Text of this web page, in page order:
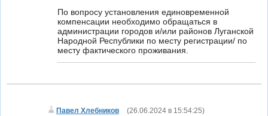
По вопросу установления единовременной
компенсации необходимо обращаться в
администрации городов и/или районов Луганской
Народной Республики по месту регистрации/ по
месту фактического проживания.
Павел Хлебников (26.06.2024 в 15:54:25)